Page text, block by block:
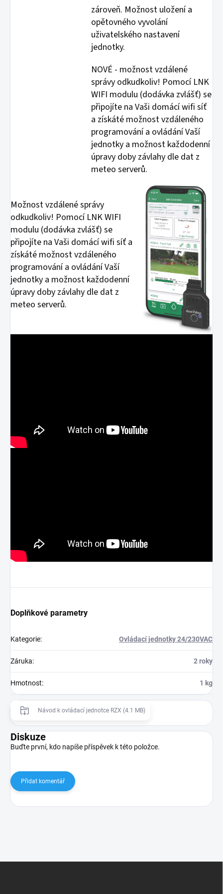
zároveň. Možnost uložení a
opětovného vyvolání
uživatelského nastavení
jednotky.
NOVÉ - možnost vzdálené
správy odkudkoliv! Pomocí LNK
WIFI modulu (dodávka zvlášť) se
připojíte na Vaši domácí wifi síť
a získáté možnost vzdáleného
programování a ovládání Vaší
jednotky a možnost každodenní
úpravy doby závlahy dle dat z
meteo serverů.
Možnost vzdálené správy
odkudkoliv! Pomocí LNK WIFI
modulu (dodávka zvlášť) se
připojíte na Vaši domácí wifi síť a
získáté možnost vzdáleného
programování a ovládání Vaší
jednotky a možnost každodenní
úpravy doby závlahy dle dat z
meteo serverů.
Doplňkové parametry
Kategorie: Ovládací jednotky 24/230VAC
Záruka: 2 roky
Hmotnost: 1 kg
Návod k ovládací jednotce RZX (4.1 MB)
Diskuze
Buďte první, kdo napíše příspěvek k této položce.
Přidat komentář